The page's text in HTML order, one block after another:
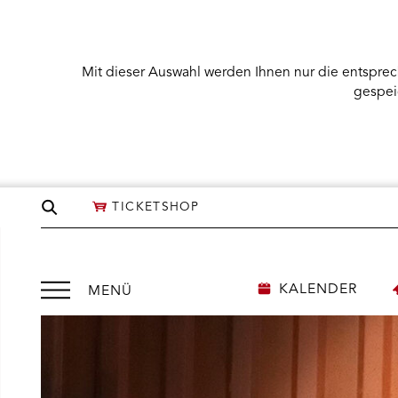
Seite
TICKETSHOP
Mit dieser Auswahl werden Ihnen nur die
MENÜ
Menü
öffnen
KALENDER